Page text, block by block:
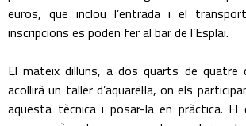
euros, que inclou l’entrada i el
inscripcions es poden fer al bar de l’Esplai.
El mateix dilluns, a dos quarts de quatre
acollirà un taller d’aquarel·la, on els
aquesta tècnica i posar-la en pràctica.